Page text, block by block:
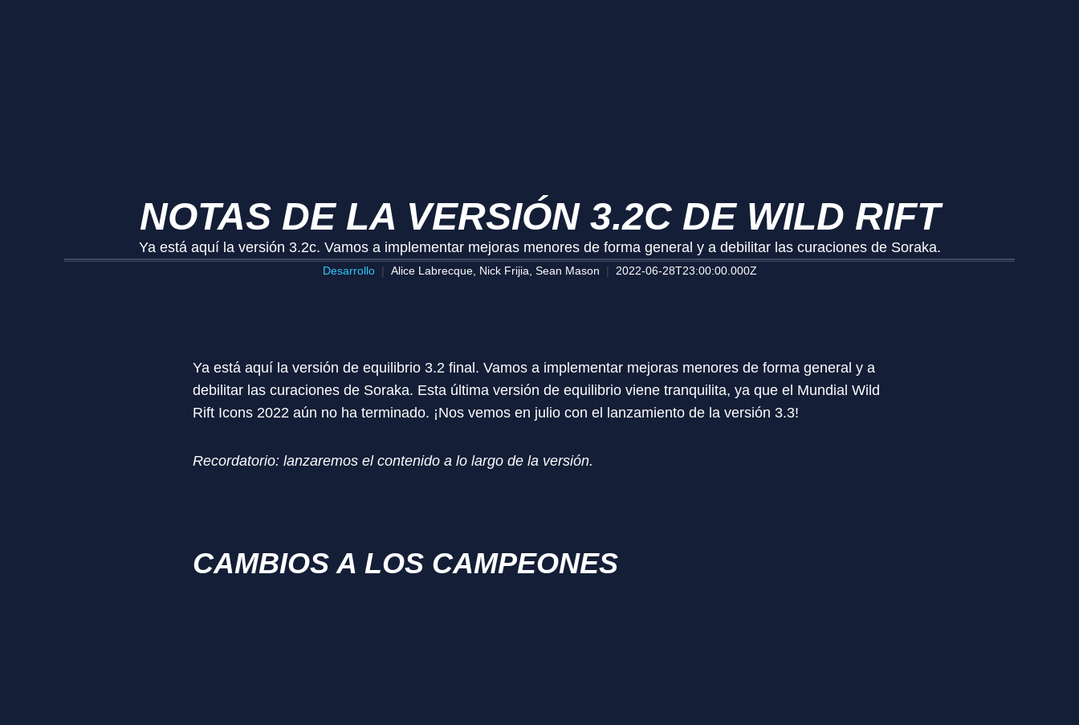
NOTAS DE LA VERSIÓN 3.2C DE WILD RIFT
Ya está aquí la versión 3.2c. Vamos a implementar mejoras menores de forma general y a debilitar las curaciones de Soraka.
Desarrollo Alice Labrecque, Nick Frijia, Sean Mason 2022-06-28T23:00:00.000Z
Ya está aquí la versión de equilibrio 3.2 final. Vamos a implementar mejoras menores de forma general y a
debilitar las curaciones de Soraka. Esta última versión de equilibrio viene tranquilita, ya que el Mundial Wild
Rift Icons 2022 aún no ha terminado. ¡Nos vemos en julio con el lanzamiento de la versión 3.3!
Recordatorio: lanzaremos el contenido a lo largo de la versión.
CAMBIOS A LOS CAMPEONES